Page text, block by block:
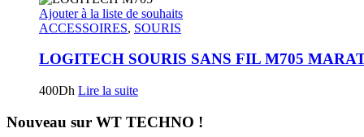
Ajouter à la liste de souhaits
ACCESSOIRES, SOURIS
LOGITECH SOURIS SANS FIL M705
400Dh Lire la suite
Nouveau sur WT TECHNO !